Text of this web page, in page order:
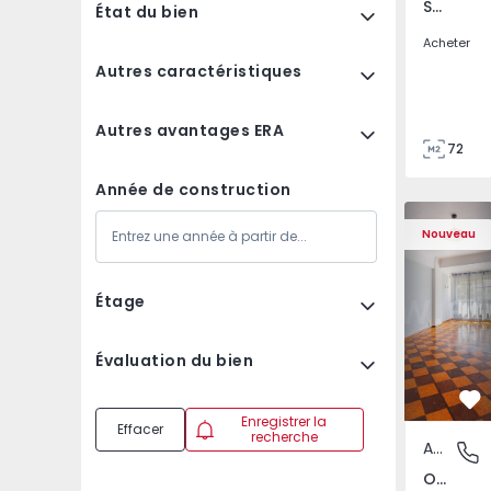
État du bien
Autres caractéristiques
Autres avantages ERA
Année de construction
Étage
Évaluation du bien
Effacer
Enregistrer la
recherche
São Tomé do Castelo e Justes, Vila Real
Acheter
72
Nouveau
Appartement T5
Olivais,
Appartement
Olivais, Lisboa